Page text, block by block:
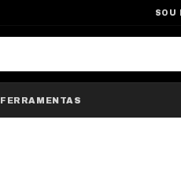
SOU
FERRAMENTAS